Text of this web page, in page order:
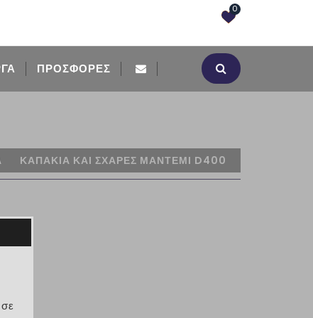
0
ΠΡΟΣΦΟΡΈΣ
ΚΑΠΑΚΙΑ ΚΑΙ ΣΧΑΡΕΣ ΜΑΝΤΕΜΙ D400